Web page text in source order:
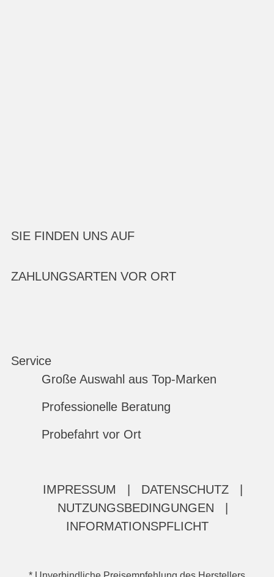
SIE FINDEN UNS AUF
ZAHLUNGSARTEN VOR ORT
Service
Große Auswahl aus Top-Marken
Professionelle Beratung
Probefahrt vor Ort
IMPRESSUM DATENSCHUTZ
NUTZUNGSBEDINGUNGEN
INFORMATIONSPFLICHT